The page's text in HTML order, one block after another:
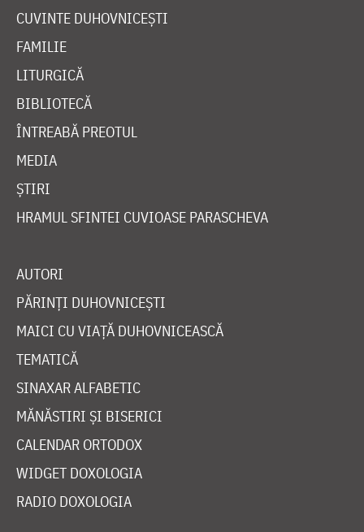
CUVINTE DUHOVNICEȘTI
FAMILIE
LITURGICĂ
BIBLIOTECĂ
ÎNTREABĂ PREOTUL
MEDIA
ȘTIRI
HRAMUL SFINTEI CUVIOASE PARASCHEVA
AUTORI
PĂRINȚI DUHOVNICEȘTI
MAICI CU VIAȚĂ DUHOVNICEASCĂ
TEMATICĂ
SINAXAR ALFABETIC
MĂNĂSTIRI ȘI BISERICI
CALENDAR ORTODOX
WIDGET DOXOLOGIA
RADIO DOXOLOGIA